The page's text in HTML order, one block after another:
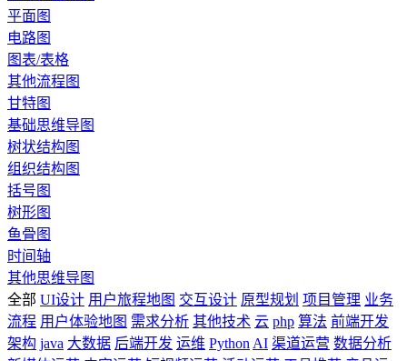
平面图
电路图
图表/表格
其他流程图
甘特图
基础思维导图
树状结构图
组织结构图
括号图
树形图
鱼骨图
时间轴
其他思维导图
全部 UI设计 用户旅程地图 交互设计 原型规划 项目管理 业务
流程 用户体验地图 需求分析 其他技术 云 php 算法 前端开发
架构 java 大数据 后端开发 运维 Python AI 渠道运营 数据分析